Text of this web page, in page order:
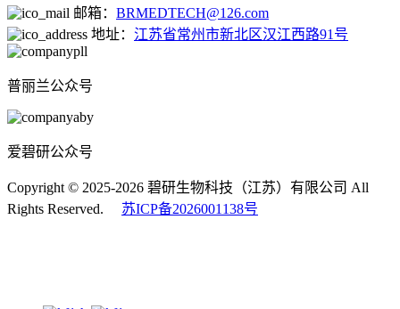
邮箱： BRMEDTECH@126.com
地址： 江苏省常州市新北区汉江西路91号
普丽兰公众号
爱碧研公众号
Copyright © 2025-2026 碧研生物科技（江苏）有限公司 All
Rights Reserved. 苏ICP备2026001138号